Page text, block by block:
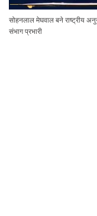
सोहनलाल मेघवाल बने राष्ट्रीय
संभाग प्रभारी